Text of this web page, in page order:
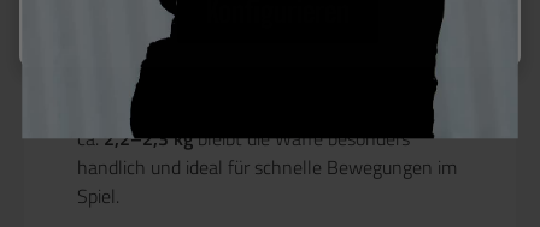
Die hochwertige Verarbeitung aus
glasfaserverstärktem Polymer und
Metallkomponenten
Verhältnis aus Stabilität und Gewicht. Mit nur
ca.2,2–2,3 kgbleibt die Waffe besonders
handlich und ideal für schnelle Bewegungen im
Spiel.